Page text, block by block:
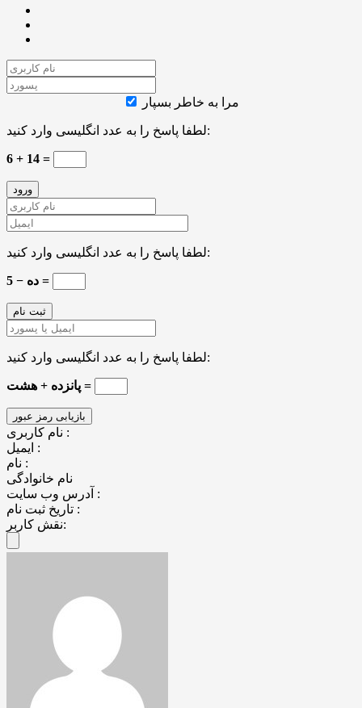
مرا به خاطر بسپار
لطفا پاسخ را به عدد انگلیسی وارد کنید:
6 + 14 =
لطفا پاسخ را به عدد انگلیسی وارد کنید:
ده − 5 =
لطفا پاسخ را به عدد انگلیسی وارد کنید:
پانزده + هشت =
نام کاربری :
ایمیل :
نام :
نام خانوادگی
آدرس وب سایت :
تاریخ ثبت نام :
نقش کاربر: